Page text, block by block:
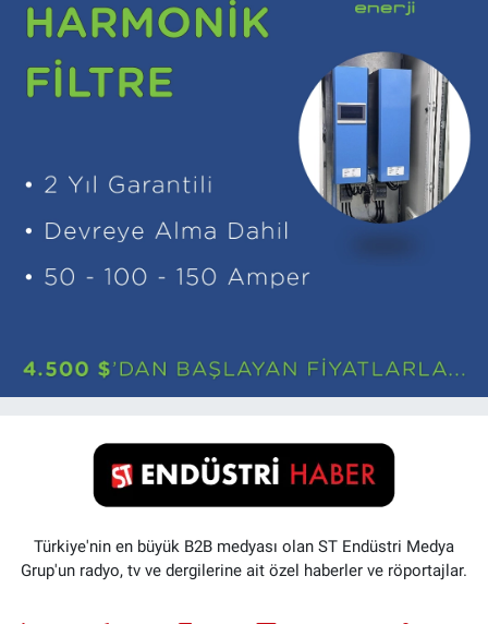
Türkiye'nin en büyük B2B medyası olan ST Endüstri Medya
Grup'un radyo, tv ve dergilerine ait özel haberler ve röportajlar.